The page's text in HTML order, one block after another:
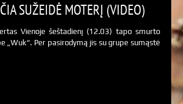
SUŽEIDĖ MOTERĮ (VIDEO)
Vienoje šeštadienį (12.03) tapo smurto
„Wuk“. Per pasirodymą jis su grupe sumąstė